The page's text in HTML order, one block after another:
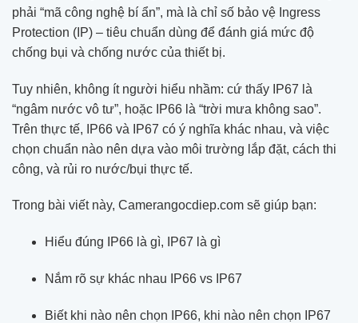
phải “mã công nghệ bí ẩn”, mà là chỉ số bảo vệ Ingress
Protection (IP) – tiêu chuẩn dùng để đánh giá mức độ
chống bụi và chống nước của thiết bị.
Tuy nhiên, không ít người hiểu nhầm: cứ thấy IP67 là
“ngâm nước vô tư”, hoặc IP66 là “trời mưa không sao”.
Trên thực tế, IP66 và IP67 có ý nghĩa khác nhau, và việc
chọn chuẩn nào nên dựa vào môi trường lắp đặt, cách thi
công, và rủi ro nước/bụi thực tế.
Trong bài viết này, Camerangocdiep.com sẽ giúp bạn:
Hiểu đúng IP66 là gì, IP67 là gì
Nắm rõ sự khác nhau IP66 vs IP67
Biết khi nào nên chọn IP66, khi nào nên chọn IP67